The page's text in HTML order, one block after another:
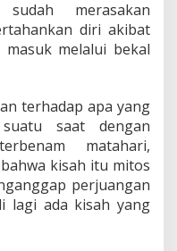
merasakan
diri akibat
melalui bekal
terhadap apa yang
saat dengan
matahari,
kisah itu mitos
perjuangan
lagi ada kisah yang